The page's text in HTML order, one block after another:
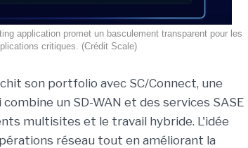
application promet un basculement transparent pour les
critiques. (Crédit Scale)
son portfolio avec SC/Connect, une
un SD-WAN et des services SASE
multisites et le travail hybride. L'idée
réseau tout en améliorant la